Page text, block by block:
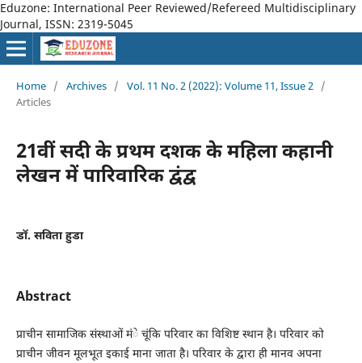
Eduzone: International Peer Reviewed/Refereed Multidisciplinary
Journal, ISSN: 2319-5045
Home / Archives / Vol. 11 No. 2 (2022): Volume 11, Issue 2 /
Articles
21वीं सदी के प्रथम दशक के महिला कहानी
लेखन में पारिवारिक द्वंद्व
डॉ. सविता हुडा
Abstract
प्राचीन सामाजिक संस्थाओं मंे चूंकि परिवार का विशिष्ट स्थान है। परिवार को
प्राचीन जीवन मूलभूत इकाई माना जाता है। परिवार के द्वारा ही मानव अपना